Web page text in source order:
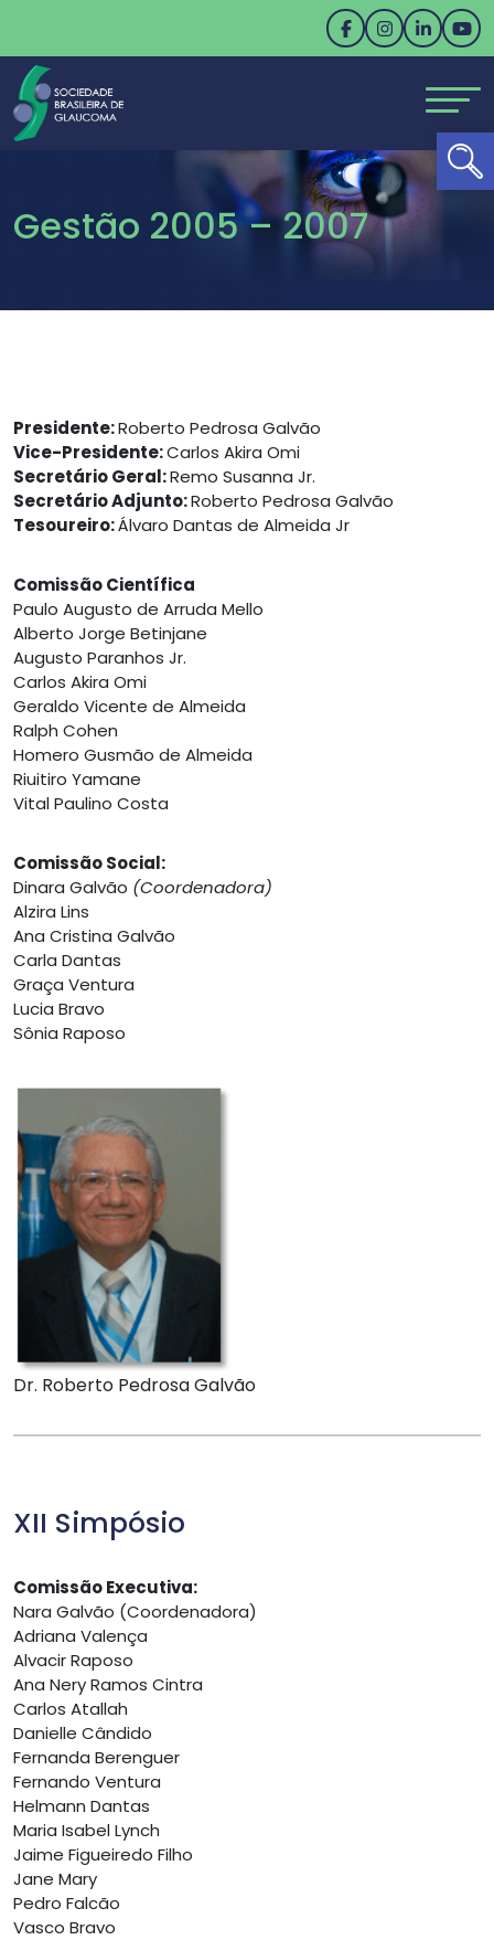
Gestão 2005 – 2007
Presidente:Roberto Pedrosa Galvão
Vice-Presidente:Carlos Akira Omi
Secretário Geral:Remo Susanna Jr.
Secretário Adjunto:Roberto Pedrosa Galvão
Tesoureiro:Álvaro Dantas de Almeida Jr
Comissão Científica
Paulo Augusto de Arruda Mello
Alberto Jorge Betinjane
Augusto Paranhos Jr.
Carlos Akira Omi
Geraldo Vicente de Almeida
Ralph Cohen
Homero Gusmão de Almeida
Riuitiro Yamane
Vital Paulino Costa
Comissão Social:
Dinara Galvão (Coordenadora)
Alzira Lins
Ana Cristina Galvão
Carla Dantas
Graça Ventura
Lucia Bravo
Sônia Raposo
Dr. Roberto Pedrosa Galvão
XII Simpósio
Comissão Executiva:
Nara Galvão (Coordenadora)
Adriana Valença
Alvacir Raposo
Ana Nery Ramos Cintra
Carlos Atallah
Danielle Cândido
Fernanda Berenguer
Fernando Ventura
Helmann Dantas
Maria Isabel Lynch
Jaime Figueiredo Filho
Jane Mary
Pedro Falcão
Vasco Bravo